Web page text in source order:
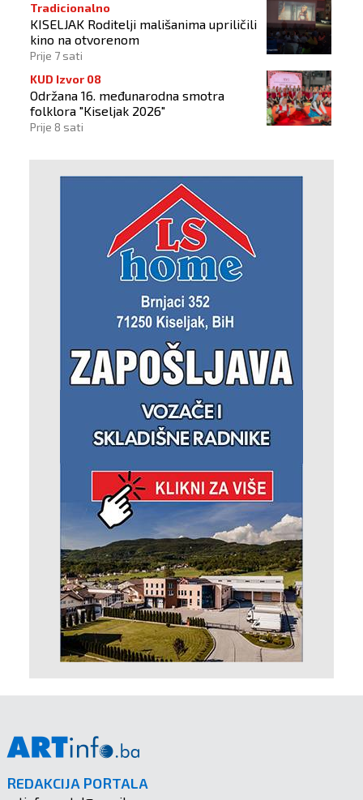
Tradicionalno
KISELJAK Roditelji mališanima upriličili
kino na otvorenom
Prije 7 sati
KUD Izvor 08
Održana 16. međunarodna smotra
folklora "Kiseljak 2026"
Prije 8 sati
REDAKCIJA PORTALA